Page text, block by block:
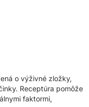
o výživné zložky,
Receptúra pomôže
faktormi,